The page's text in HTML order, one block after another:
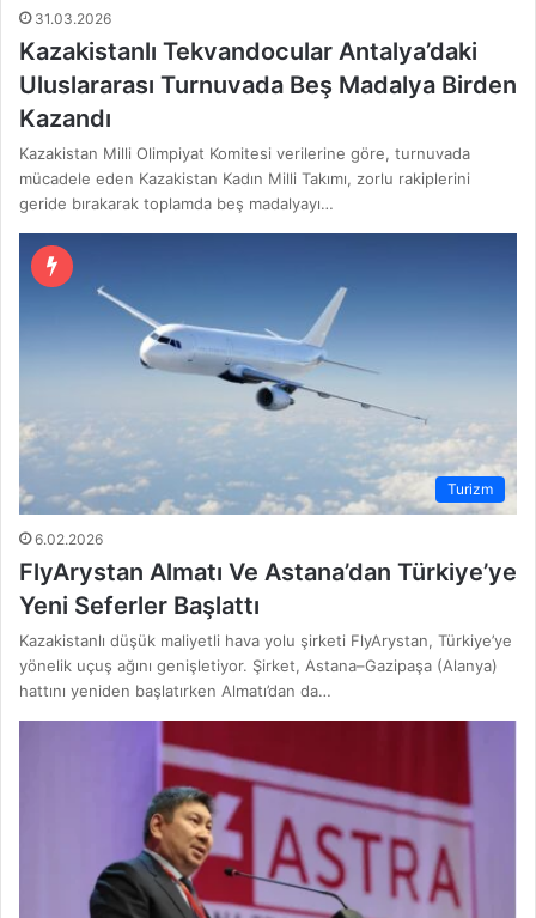
31.03.2026
Kazakistanlı Tekvandocular Antalya’daki
Uluslararası Turnuvada Beş Madalya Birden
Kazandı
Kazakistan Milli Olimpiyat Komitesi verilerine göre, turnuvada
mücadele eden Kazakistan Kadın Milli Takımı, zorlu rakiplerini
geride bırakarak toplamda beş madalyayı…
Turizm
6.02.2026
FlyArystan Almatı Ve Astana’dan Türkiye’ye
Yeni Seferler Başlattı
Kazakistanlı düşük maliyetli hava yolu şirketi FlyArystan, Türkiye’ye
yönelik uçuş ağını genişletiyor. Şirket, Astana–Gazipaşa (Alanya)
hattını yeniden başlatırken Almatı’dan da…